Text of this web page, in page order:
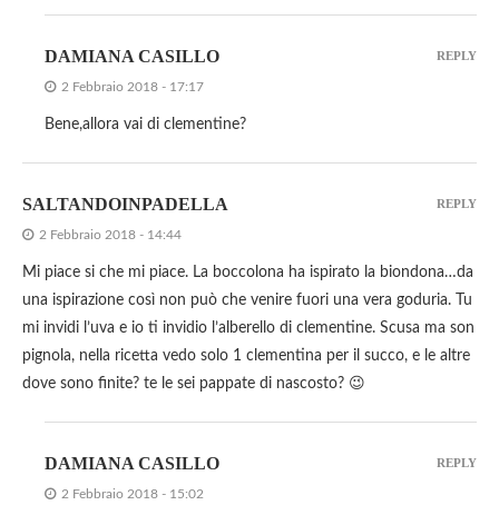
DAMIANA CASILLO
2 Febbraio 2018 - 17:17
Bene,allora vai di clementine?
REPLY
SALTANDOINPADELLA
2 Febbraio 2018 - 14:44
Mi piace si che mi piace. La boccolona ha ispirato la biondona…da
una ispirazione così non può che venire fuori una vera goduria. Tu
mi invidi l’uva e io ti invidio l’alberello di clementine. Scusa ma son
pignola, nella ricetta vedo solo 1 clementina per il succo, e le altre
dove sono finite? te le sei pappate di nascosto? 😉
REPLY
DAMIANA CASILLO
2 Febbraio 2018 - 15:02
REPLY